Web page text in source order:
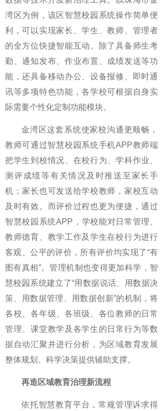
湾区为例，该区智慧校园系统操作简单便
利，可以实现家长、学生、教师、管理者
的全方位快捷智能互动。除了具备师生考
勤、通知发布、作业布置、成绩发送等功
能，还具备移动办公、设备报修、即时通
讯等多项特色功能，各学校可根据自身实
际需要个性化定制功能模块。
金湾区这套系统使家校沟通更顺畅，
教师可通过智慧校园系统手机APP教师端
把学生到校情况、在校行为、学科作业、
测评成绩等有关情况及时推送至家长手
机；家长也可发送给学校教师，家校互动
及时有效。而评价过程也更为便捷，通过
智慧校园系统APP，学校能对日常管理、
教师德育、教学工作及学生在校行为进行
客观、公平的评价，所有评价均实现了“有
图有真相”。管理机制也变得更加科学，智
慧校园系统建立了“用数据说话、用数据决
策、用数据管理、用数据创新”的机制，将
各校、各年级、各班级、各位教师的日常
管理、课堂教学及各学生的日常行为等数
据自动汇聚并进行分析，为区域教育发展
整体规划、科学决策提供辅助支撑。
再造区域教育治理新流程
依托智慧教育平台，常规管理诉求得